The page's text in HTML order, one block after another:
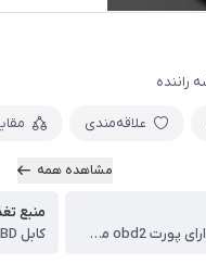
علاقه‌مندی
مشاهده همه
تمامی خودرو هایی که دارای پورت obd2 میباشند.
منبع
کابل OBD موجود در جعبه